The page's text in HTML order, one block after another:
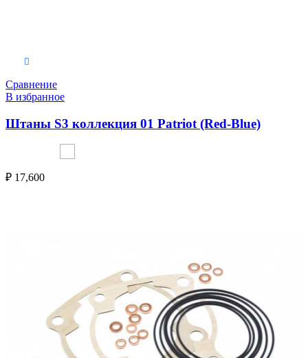
Сравнение
В избранное
Штаны S3 коллекция 01 Patriot (Red-Blue)
₽ 17,600